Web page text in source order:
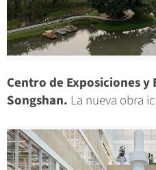
Centro de Exposiciones y
Songshan. La nueva obra